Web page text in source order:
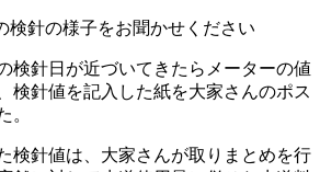
検針の様子をお聞かせください
検針日が近づいてきたらメーターの値
検針値を記入した紙を大家さんのポス
。
検針値は、大家さんが取りまとめを行